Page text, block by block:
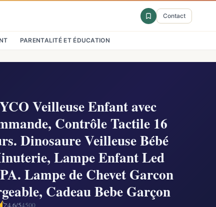
Contact
PARENTALITÉ ET ÉDUCATION
Veilleuse Enfant avec
Contrôle Tactile 16
Dinosaure Veilleuse Bébé
Lampe Enfant Led
Lampe de Chevet Garcon
Cadeau Bebe Garçon
4,6/54500